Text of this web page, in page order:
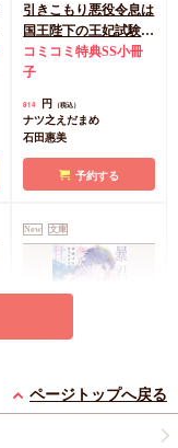
引きこもり悪役令息は
国王陛下の王妃試験か
ら逃れたい
コミコミ特典SS小冊
子
814 円 （税込）
ナツ之えだまめ
石田惠美
予約する
New 文庫
暴君アルファはお人好
しオメガを甘やかした
ページトップへ戻る